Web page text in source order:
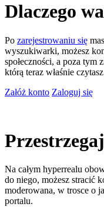
Dlaczego
Po zarejestrowaniu się
wyszukiwarki, możesz
społeczności, a poza tym
którą teraz właśnie
Załóż konto Zaloguj się
Na całym hyperrealu
do niego, możesz stracić
moderowana, w trosce o
portalu.